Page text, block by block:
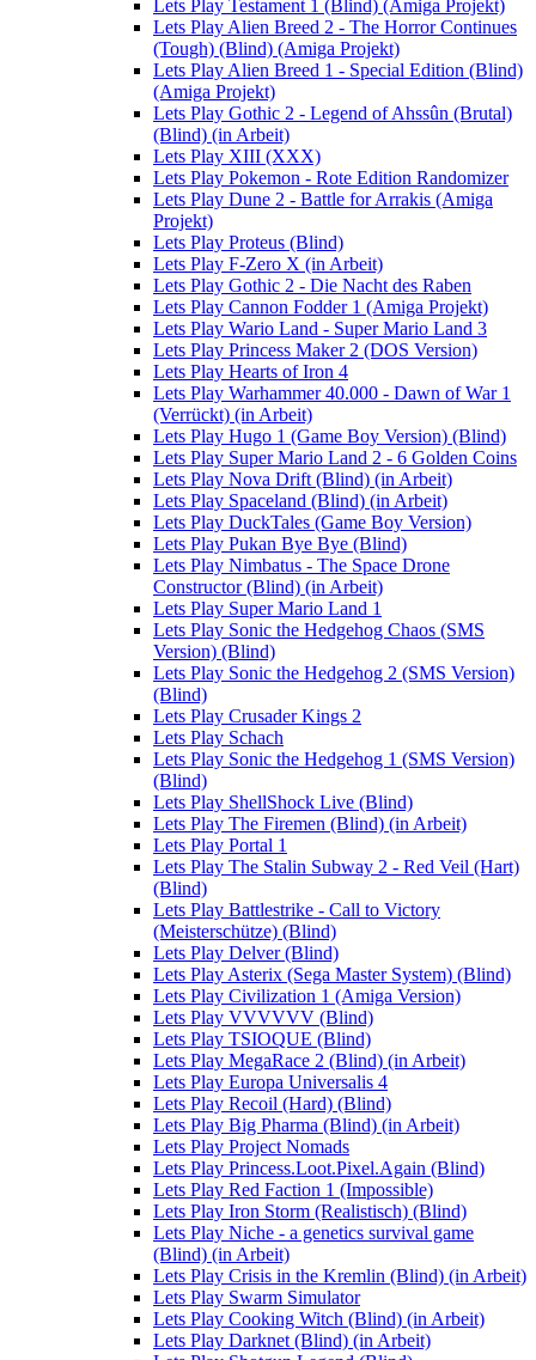
Lets Play Testament 1 (Blind) (Amiga Projekt)
Lets Play Alien Breed 2 - The Horror Continues
(Tough) (Blind) (Amiga Projekt)
Lets Play Alien Breed 1 - Special Edition (Blind)
(Amiga Projekt)
Lets Play Gothic 2 - Legend of Ahssûn (Brutal)
(Blind) (in Arbeit)
Lets Play XIII (XXX)
Lets Play Pokemon - Rote Edition Randomizer
Lets Play Dune 2 - Battle for Arrakis (Amiga
Projekt)
Lets Play Proteus (Blind)
Lets Play F-Zero X (in Arbeit)
Lets Play Gothic 2 - Die Nacht des Raben
Lets Play Cannon Fodder 1 (Amiga Projekt)
Lets Play Wario Land - Super Mario Land 3
Lets Play Princess Maker 2 (DOS Version)
Lets Play Hearts of Iron 4
Lets Play Warhammer 40.000 - Dawn of War 1
(Verrückt) (in Arbeit)
Lets Play Hugo 1 (Game Boy Version) (Blind)
Lets Play Super Mario Land 2 - 6 Golden Coins
Lets Play Nova Drift (Blind) (in Arbeit)
Lets Play Spaceland (Blind) (in Arbeit)
Lets Play DuckTales (Game Boy Version)
Lets Play Pukan Bye Bye (Blind)
Lets Play Nimbatus - The Space Drone
Constructor (Blind) (in Arbeit)
Lets Play Super Mario Land 1
Lets Play Sonic the Hedgehog Chaos (SMS
Version) (Blind)
Lets Play Sonic the Hedgehog 2 (SMS Version)
(Blind)
Lets Play Crusader Kings 2
Lets Play Schach
Lets Play Sonic the Hedgehog 1 (SMS Version)
(Blind)
Lets Play ShellShock Live (Blind)
Lets Play The Firemen (Blind) (in Arbeit)
Lets Play Portal 1
Lets Play The Stalin Subway 2 - Red Veil (Hart)
(Blind)
Lets Play Battlestrike - Call to Victory
(Meisterschütze) (Blind)
Lets Play Delver (Blind)
Lets Play Asterix (Sega Master System) (Blind)
Lets Play Civilization 1 (Amiga Version)
Lets Play VVVVVV (Blind)
Lets Play TSIOQUE (Blind)
Lets Play MegaRace 2 (Blind) (in Arbeit)
Lets Play Europa Universalis 4
Lets Play Recoil (Hard) (Blind)
Lets Play Big Pharma (Blind) (in Arbeit)
Lets Play Project Nomads
Lets Play Princess.Loot.Pixel.Again (Blind)
Lets Play Red Faction 1 (Impossible)
Lets Play Iron Storm (Realistisch) (Blind)
Lets Play Niche - a genetics survival game
(Blind) (in Arbeit)
Lets Play Crisis in the Kremlin (Blind) (in Arbeit)
Lets Play Swarm Simulator
Lets Play Cooking Witch (Blind) (in Arbeit)
Lets Play Darknet (Blind) (in Arbeit)